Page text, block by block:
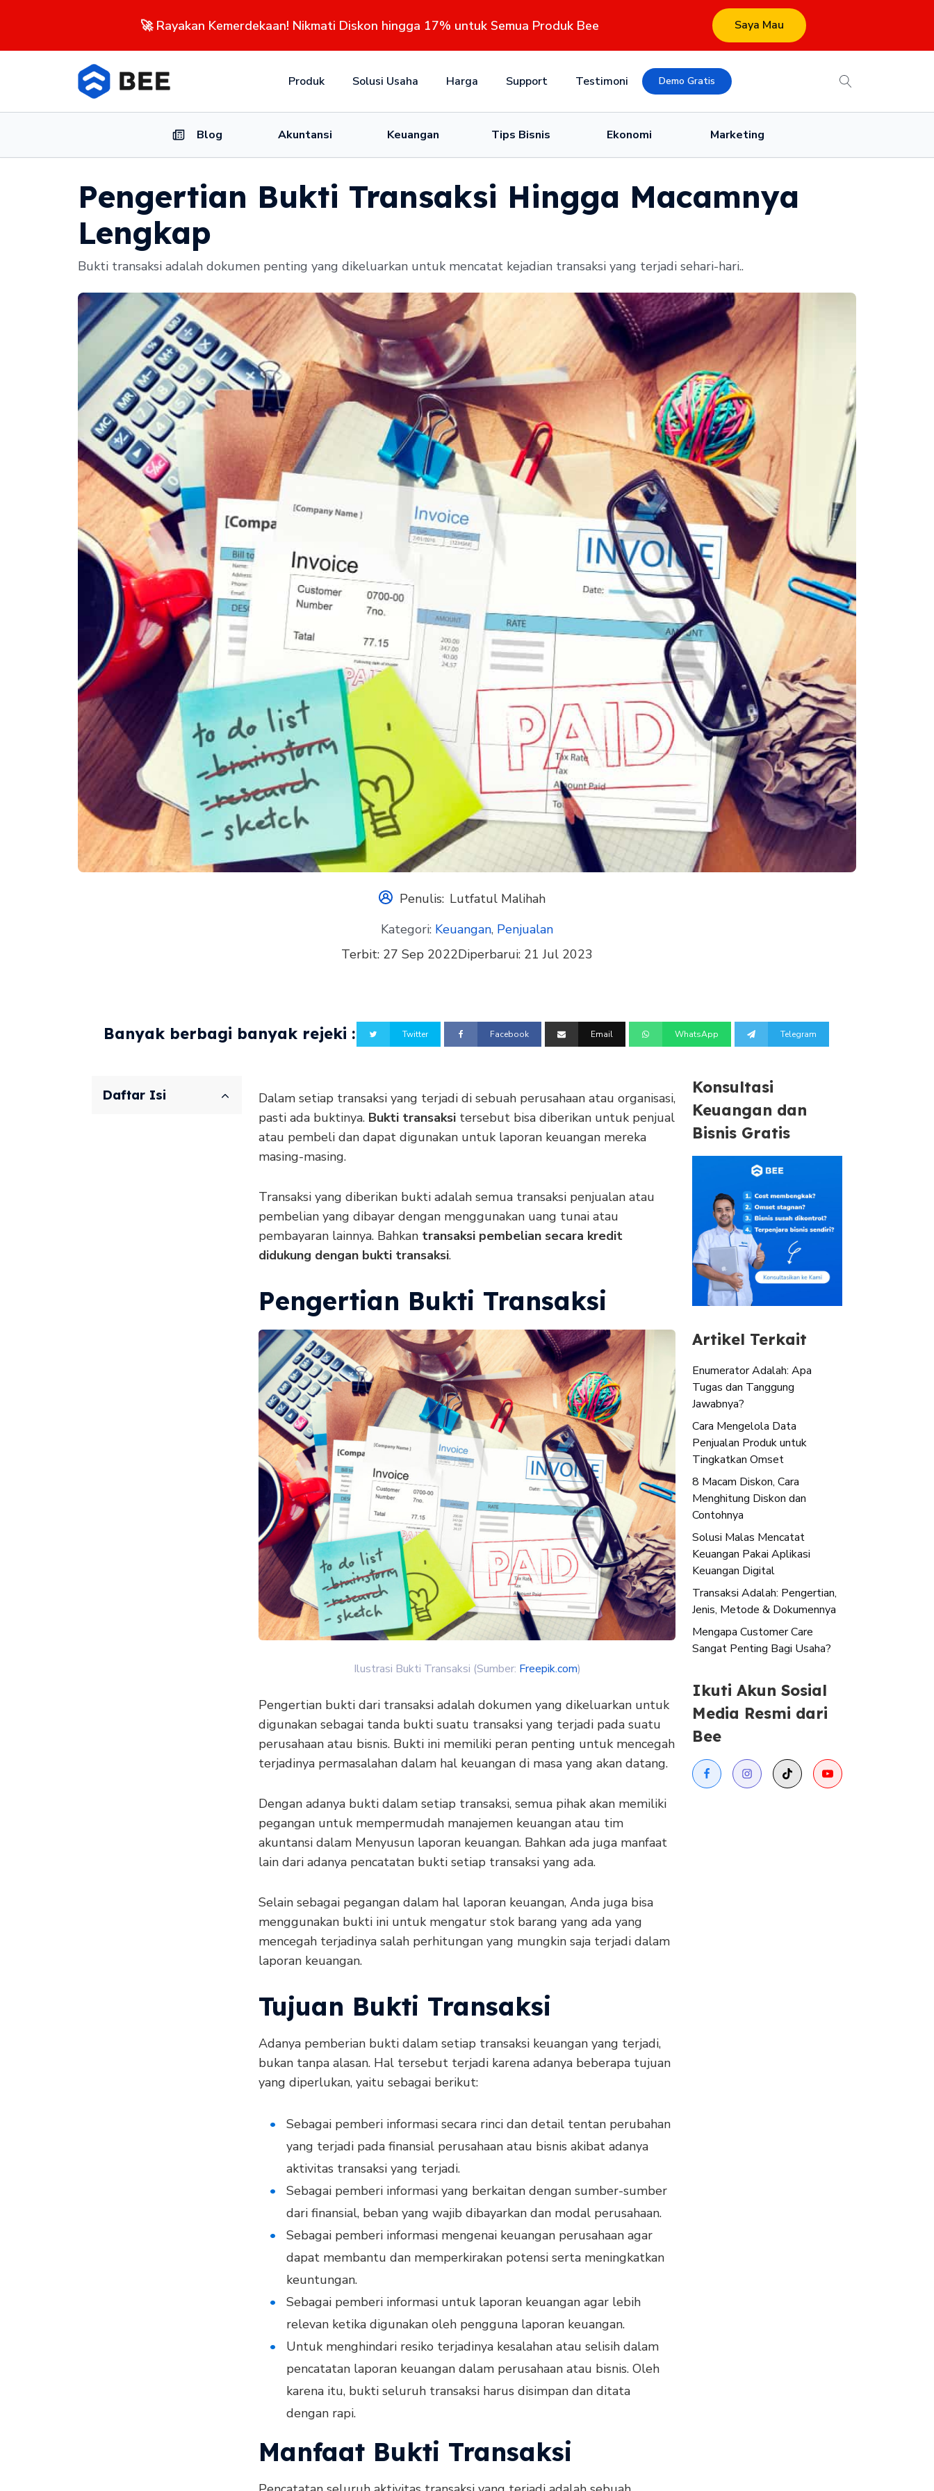
🚀 Rayakan Kemerdekaan! Nikmati Diskon hingga 17% untuk Semua Produk Bee Saya Mau
Produk Solusi Usaha Harga Support Testimoni Demo Gratis
Blog Akuntansi Keuangan Tips Bisnis Ekonomi Marketing
Pengertian Bukti Transaksi Hingga Macamnya
Lengkap
Bukti transaksi adalah dokumen penting yang dikeluarkan untuk mencatat kejadian transaksi yang terjadi sehari-hari..
Penulis: Lutfatul Malihah
Kategori: Keuangan, Penjualan
Terbit: 27 Sep 2022Diperbarui: 21 Jul 2023
Banyak berbagi banyak rejeki : Twitter Facebook Email WhatsApp Telegram
Daftar Isi
Dalam setiap transaksi yang terjadi di sebuah perusahaan atau organisasi,
pasti ada buktinya. Bukti transaksi tersebut bisa diberikan untuk penjual
atau pembeli dan dapat digunakan untuk laporan keuangan mereka
masing-masing.
Transaksi yang diberikan bukti adalah semua transaksi penjualan atau
pembelian yang dibayar dengan menggunakan uang tunai atau
pembayaran lainnya. Bahkan transaksi pembelian secara kredit
didukung dengan bukti transaksi.
Pengertian Bukti Transaksi
Ilustrasi Bukti Transaksi (Sumber: Freepik.com)
Pengertian bukti dari transaksi adalah dokumen yang dikeluarkan untuk
digunakan sebagai tanda bukti suatu transaksi yang terjadi pada suatu
perusahaan atau bisnis. Bukti ini memiliki peran penting untuk mencegah
terjadinya permasalahan dalam hal keuangan di masa yang akan datang.
Dengan adanya bukti dalam setiap transaksi, semua pihak akan memiliki
pegangan untuk mempermudah manajemen keuangan atau tim
akuntansi dalam Menyusun laporan keuangan. Bahkan ada juga manfaat
lain dari adanya pencatatan bukti setiap transaksi yang ada.
Selain sebagai pegangan dalam hal laporan keuangan, Anda juga bisa
menggunakan bukti ini untuk mengatur stok barang yang ada yang
mencegah terjadinya salah perhitungan yang mungkin saja terjadi dalam
laporan keuangan.
Tujuan Bukti Transaksi
Adanya pemberian bukti dalam setiap transaksi keuangan yang terjadi,
bukan tanpa alasan. Hal tersebut terjadi karena adanya beberapa tujuan
yang diperlukan, yaitu sebagai berikut:
Sebagai pemberi informasi secara rinci dan detail tentan perubahan
yang terjadi pada finansial perusahaan atau bisnis akibat adanya
aktivitas transaksi yang terjadi.
Sebagai pemberi informasi yang berkaitan dengan sumber-sumber
dari finansial, beban yang wajib dibayarkan dan modal perusahaan.
Sebagai pemberi informasi mengenai keuangan perusahaan agar
dapat membantu dan memperkirakan potensi serta meningkatkan
keuntungan.
Sebagai pemberi informasi untuk laporan keuangan agar lebih
relevan ketika digunakan oleh pengguna laporan keuangan.
Untuk menghindari resiko terjadinya kesalahan atau selisih dalam
pencatatan laporan keuangan dalam perusahaan atau bisnis. Oleh
karena itu, bukti seluruh transaksi harus disimpan dan ditata
dengan rapi.
Manfaat Bukti Transaksi
Konsultasi
Keuangan dan
Bisnis Gratis
Artikel Terkait
Enumerator Adalah: Apa
Tugas dan Tanggung
Jawabnya?
Cara Mengelola Data
Penjualan Produk untuk
Tingkatkan Omset
8 Macam Diskon, Cara
Menghitung Diskon dan
Contohnya
Solusi Malas Mencatat
Keuangan Pakai Aplikasi
Keuangan Digital
Transaksi Adalah: Pengertian,
Jenis, Metode & Dokumennya
Mengapa Customer Care
Sangat Penting Bagi Usaha?
Ikuti Akun Sosial
Media Resmi dari
Bee